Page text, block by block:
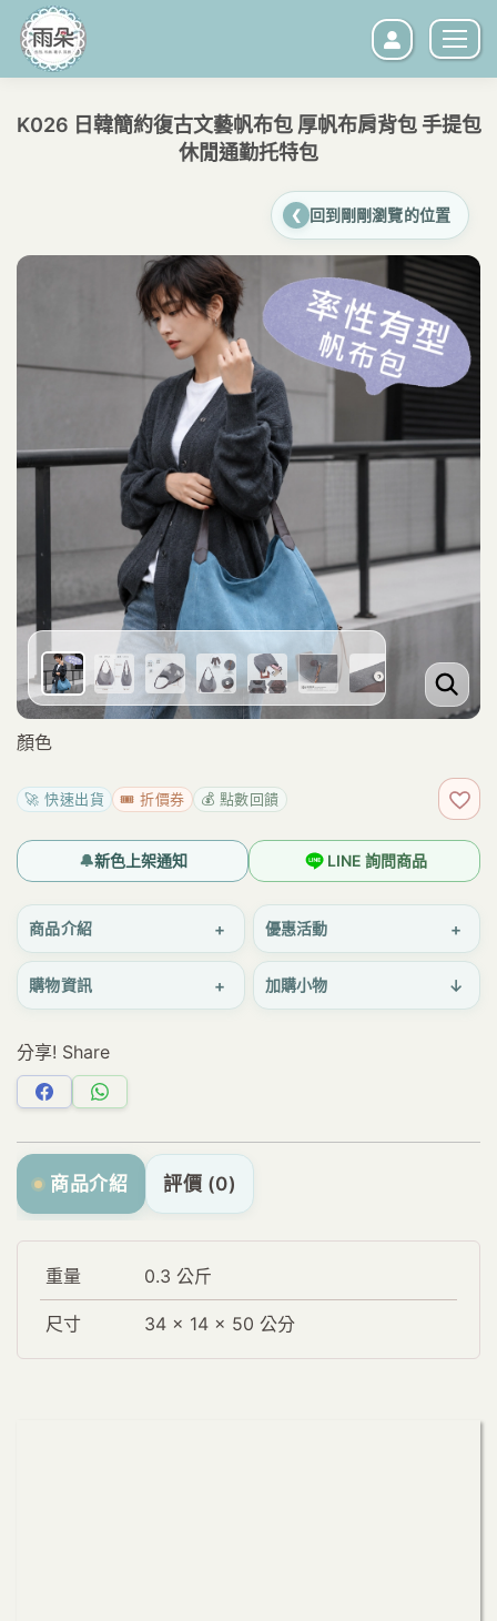
K026 日韓簡約復古文藝帆布包 厚帆布肩背包 手提包
休閒通勤托特包
❮ 回到剛剛瀏覽的位置
顏色
🚀 快速出貨 🎟️ 折價券 💰 點數回饋 加
LINE 詢問商品
🔔新色上架通知
商品介紹 + 優惠活動 +
購物資訊 + 加購小物 ↓
分享! Share
分
享
Facebook
分
享
WhatsApp
商品介紹 評價 (0)
重量 0.3 公斤
尺寸 34 × 14 × 50 公分